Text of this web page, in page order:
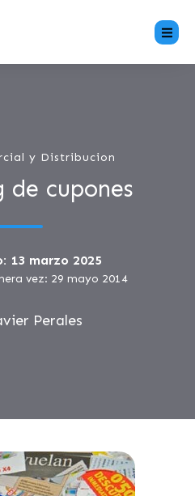
y Distribucion
de cupones
13 marzo 2025
vez: 29 mayo 2014
Perales